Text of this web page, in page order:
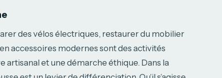
des vélos électriques, restaurer du mobilier
accessoires modernes sont des activités
artisanal et une démarche éthique. Dans la